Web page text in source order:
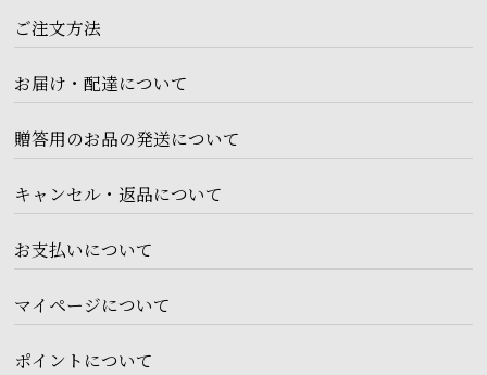
ご注文方法
お届け・配達について
贈答用のお品の発送について
キャンセル・返品について
お支払いについて
マイページについて
ポイントについて